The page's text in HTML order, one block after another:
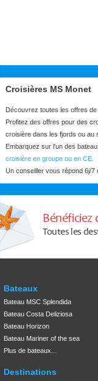
Croisières MS Monet
Découvrez toutes les offres
Profitez des offres pour des
croisière dans les fjords ou au
Embarquez sur l'un des
croisière en groupe ou en CE.
Un conseiller vous répond 6j/7
Bénéficiez
Toutes les
Bateaux
Bateau MSC Splendida
Bateau Costa Deliziosa
Bateau Horizon
Bateau Mariner of the sea
Plus de bateaux...
Destinations